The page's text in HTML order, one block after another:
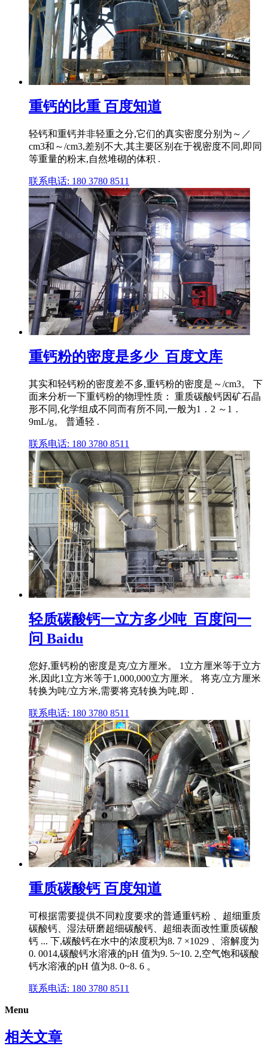
重钙的比重 百度知道
轻钙和重钙并非轻重之分,它们的真实密度分别为～／
cm3和～/cm3,差别不大,其主要区别在于视密度不同,即同
等重量的粉末,自然堆砌的体积 .
联系电话: 180 3780 8511
重钙粉的密度是多少_百度文库
其实和轻钙粉的密度差不多,重钙粉的密度是～/cm3。 下
面来分析一下重钙粉的物理性质： 重质碳酸钙因矿石晶
形不同,化学组成不同而有所不同,一般为1．2 ～1．
9mL/g。 普通轻 .
联系电话: 180 3780 8511
轻质碳酸钙一立方多少吨_百度问一
问 Baidu
您好,重钙粉的密度是克/立方厘米。 1立方厘米等于立方
米,因此1立方米等于1,000,000立方厘米。 将克/立方厘米
转换为吨/立方米,需要将克转换为吨,即 .
联系电话: 180 3780 8511
重质碳酸钙 百度知道
可根据需要提供不同粒度要求的普通重钙粉 、超细重质
碳酸钙、湿法研磨超细碳酸钙、超细表面改性重质碳酸
钙 ... 下,碳酸钙在水中的浓度积为8. 7 ×1029 、溶解度为
0. 0014,碳酸钙水溶液的pH 值为9. 5~10. 2,空气饱和碳酸
钙水溶液的pH 值为8. 0~8. 6 。
联系电话: 180 3780 8511
Menu
相关文章